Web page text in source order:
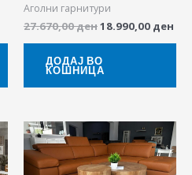
Аголни гарнитури
27.670,00ден18.990,00 ден
ДОДАЈ ВО
КОШНИЦА
Current
price
is:
24.900,00 ден.